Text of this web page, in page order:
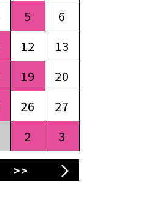
>>
5
6
12
13
19
20
26
27
2 3